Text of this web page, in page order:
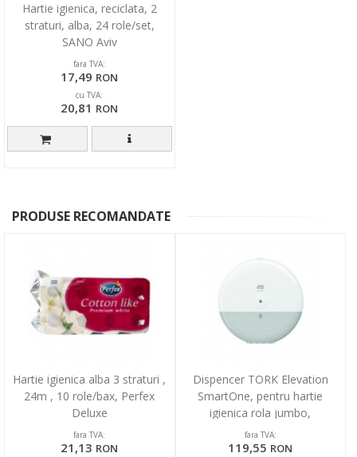
Hartie igienica, reciclata, 2
straturi, alba, 24 role/set,
SANO Aviv
fara TVA:
17,49 RON
cu TVA:
20,81 RON
PRODUSE RECOMANDATE
Hartie igienica alba 3 straturi ,
24m , 10 role/bax, Perfex
Deluxe
fara TVA:
21,13 RON
Dispencer TORK Elevation
SmartOne, pentru hartie
igienica rola jumbo,
268x269x157mm - alb
fara TVA:
119,55 RON